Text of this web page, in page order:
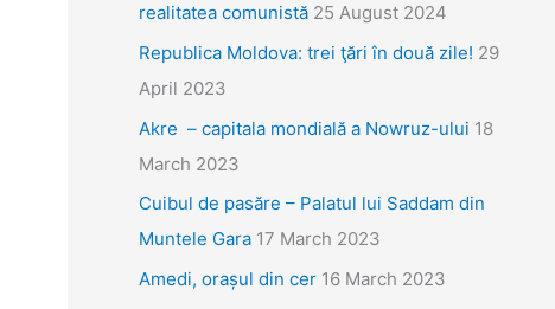
realitatea comunistă 25 August 2024
Republica Moldova: trei ţări în două zile! 29
April 2023
Akre – capitala mondială a Nowruz-ului 18
March 2023
Cuibul de pasăre – Palatul lui Saddam din
Muntele Gara 17 March 2023
Amedi, orașul din cer 16 March 2023